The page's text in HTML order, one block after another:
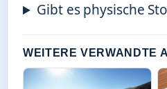
Gibt es physische
WEITERE VERWANDTE